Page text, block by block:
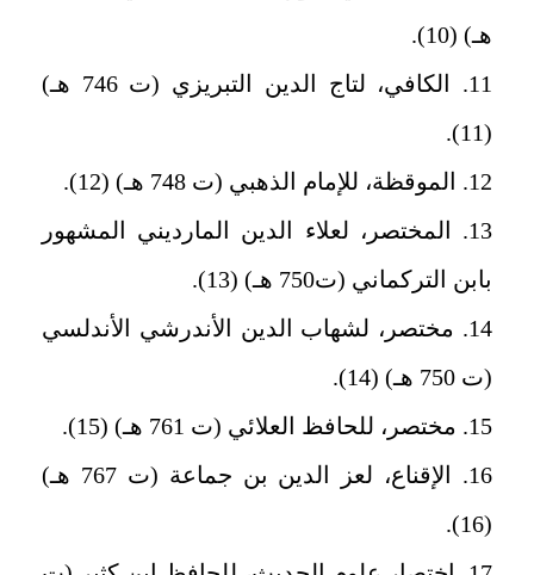
هـ) (10).
11. الكافي، لتاج الدين التبريزي (ت 746 هـ)
(11).
12. الموقظة، للإمام الذهبي (ت 748 هـ) (12).
13. المختصر، لعلاء الدين المارديني المشهور
بابن التركماني (ت750 هـ‍) (13).
14. مختصر، لشهاب الدين الأندرشي الأندلسي
(ت 750 هـ) (14).
15. مختصر، للحافظ العلائي (ت 761 هـ) (15).
16. الإقناع، لعز الدين بن جماعة (ت 767 هـ)
(16).